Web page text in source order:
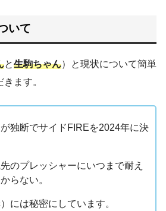
いて
と生駒ちゃん）と現状について簡単
ます。
が独断でサイドFIREを2024年に決
のプレッシャーにいつまで耐え
らない。
）には秘密にしています。